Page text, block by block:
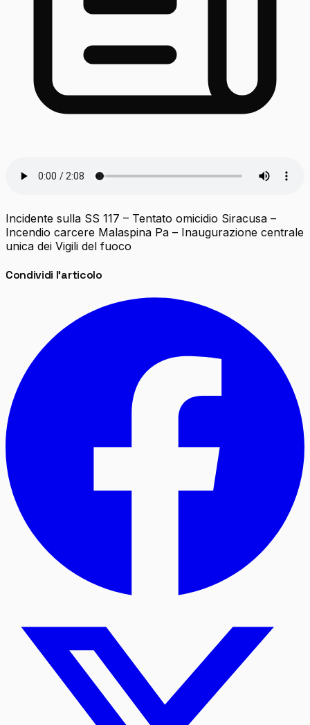
Incidente sulla SS 117 – Tentato omicidio Siracusa –
Incendio carcere Malaspina Pa – Inaugurazione centrale
unica dei Vigili del fuoco
Condividi l'articolo